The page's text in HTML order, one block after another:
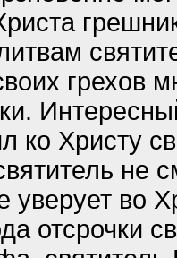
грехов
ко Христу
не
уверует во
отсрочки